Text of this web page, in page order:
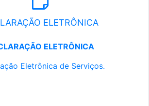
ELETRÔNICA
ELETRÔNICA
Eletrônica de Serviços.